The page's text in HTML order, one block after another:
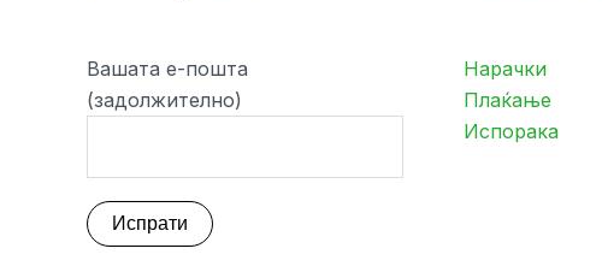
Вашата е-пошта
(задолжително)
Нарачки
Плаќање
Испорака